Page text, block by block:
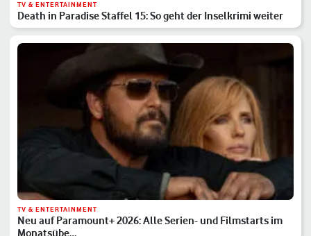
TV & ENTERTAINMENT
Death in Paradise Staffel 15: So geht der Inselkrimi weiter
TV & ENTERTAINMENT
Neu auf Paramount+ 2026: Alle Serien- und Filmstarts im
Monatsübe…